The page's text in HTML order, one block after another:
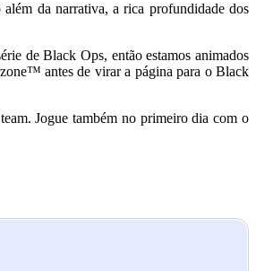
da narrativa, a rica profundidade dos
de Black Ops, então estamos animados
antes de virar a página para o Black
Jogue também no primeiro dia com o